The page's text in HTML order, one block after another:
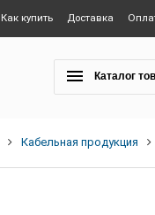
Как купить Доставка
Каталог
Кабельная продукция